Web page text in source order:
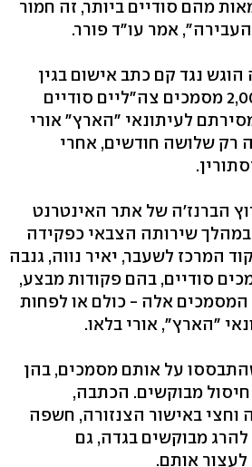
מהם סודיים ביותר, זה חמור
אמר עו"ד פורר.
נגד קם כתב אישום בגין
בגניבת למעלה מ-2,000 מסמכים צה"ליים סודיים
לעיתונאי "הארץ" אורי
רק שלושה חודשים, אחרי
הברנז'ה של אתר האינטרנט
שירותה הצבאי כפקידה
המרכז לשעבר, יאיר נווה, גנבה
מ-2,000 מסמכים סודיים, בהם פקודות מבצע,
המסמכים אלה - כולם או לפחות
"הארץ", אורי בלאו.
על אותם מסמכים, בהן
מבוקשים. הכתבה,
וחצי באישור הצנזורה, חשפה
מבוקשים בגדה, גם
אותם.